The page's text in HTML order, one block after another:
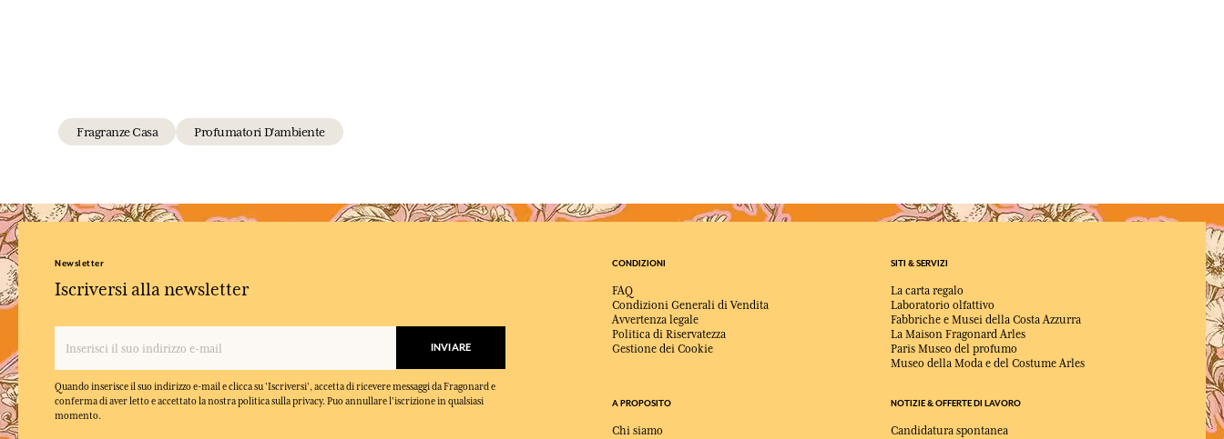
Fragranze Casa Profumatori D'ambiente
Newsletter
Iscriversi alla newsletter
INVIARE
Quando inserisce il suo indirizzo e-mail e clicca su 'Iscriversi', accetta di ricevere messaggi da Fragonard e
conferma di aver letto e accettato la nostra politica sulla privacy. Puo annullare l'iscrizione in qualsiasi
momento.
CONDIZIONI
FAQ
Condizioni Generali di Vendita
Avvertenza legale
Politica di Riservatezza
Gestione dei Cookie
SITI & SERVIZI
La carta regalo
Laboratorio olfattivo
Fabbriche e Musei della Costa Azzurra
La Maison Fragonard Arles
Paris Museo del profumo
Museo della Moda e del Costume Arles
A PROPOSITO
Chi siamo
NOTIZIE & OFFERTE DI LAVORO
Candidatura spontanea